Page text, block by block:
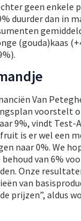
geen enkele
duurder dan in
(gouda)kaas
Van
voorstelt
9%, vindt Test-
is er wel een
naar 0%. We
van 6%
Onze
van
prijzen”, aldus